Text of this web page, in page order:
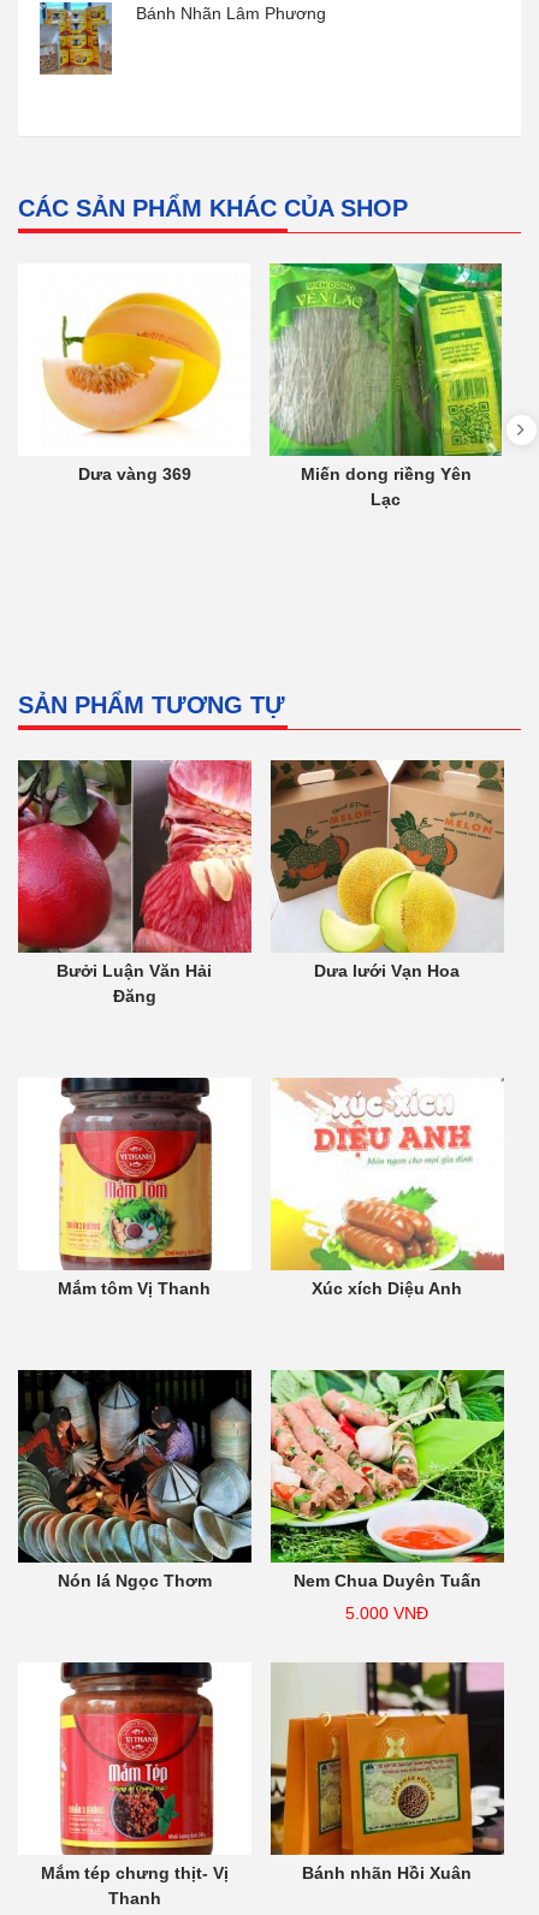
Bánh Nhãn Lâm Phương
CÁC SẢN PHẨM KHÁC CỦA SHOP
Dưa vàng 369
Miến dong riềng Yên
Lạc
SẢN PHẨM TƯƠNG TỰ
Bưởi Luận Văn Hải
Đăng
Dưa lưới Vạn Hoa
Mắm tôm Vị Thanh Xúc xích Diệu Anh
Nón lá Ngọc Thơm
Nem Chua Duyên Tuấn
5.000VNĐ
Mắm tép chưng thịt- Vị
Thanh
Bánh nhãn Hồi Xuân